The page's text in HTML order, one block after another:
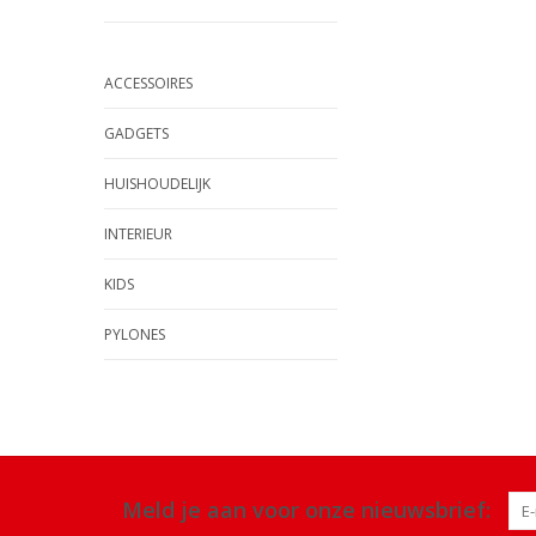
ACCESSOIRES
GADGETS
HUISHOUDELIJK
INTERIEUR
KIDS
PYLONES
Meld je aan voor onze nieuwsbrief: